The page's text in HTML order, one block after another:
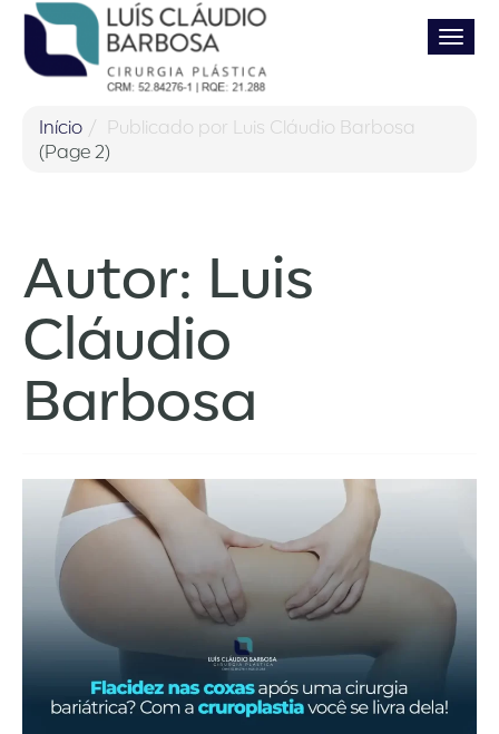
Pular
para
o
Início
Publicado por Luis Cláudio Barbosa
(Page 2)
Autor: Luis
Cláudio
Barbosa